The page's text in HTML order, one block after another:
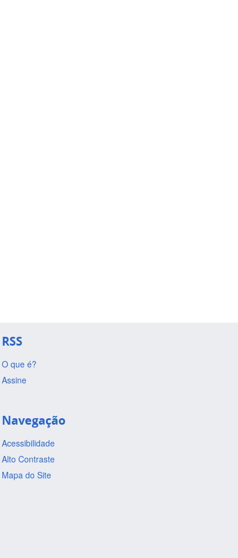
RSS
O que é?
Assine
Navegação
Acessibilidade
Alto Contraste
Mapa do Site